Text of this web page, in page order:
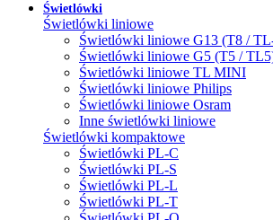
Świetlówki
Świetlówki liniowe
Świetlówki liniowe G13 (T8 /
Świetlówki liniowe G5 (T5 /
Świetlówki liniowe TL MINI
Świetlówki liniowe Philips
Świetlówki liniowe Osram
Inne świetlówki liniowe
Świetlówki kompaktowe
Świetlówki PL-C
Świetlówki PL-S
Świetlówki PL-L
Świetlówki PL-T